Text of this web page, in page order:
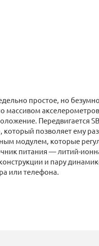
простое, но
массивом
Передвигается
позволяет ему
модулем, которые
питания — литий-
и пару
или телефона.